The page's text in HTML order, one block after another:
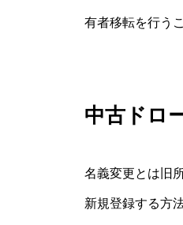
有者移転を行う
中古ドロ
名義変更とは旧
新規登録する方